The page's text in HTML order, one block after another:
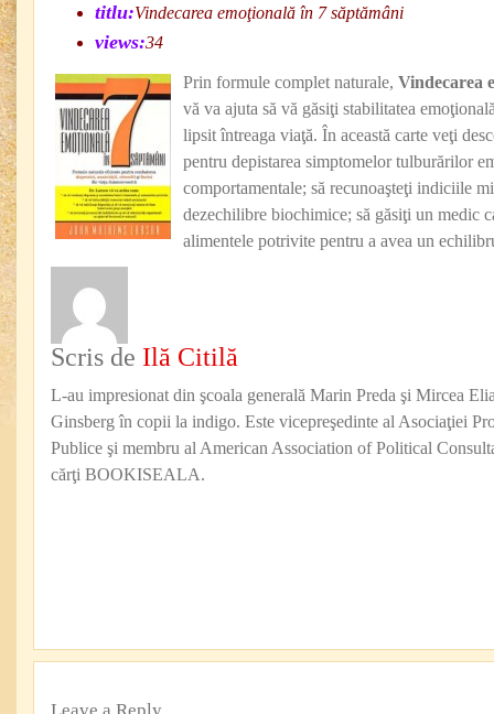
titlu:Vindecarea emoţională în 7 săptămâni
views:34
Prin formule complet naturale, Vindecarea
vă va ajuta să vă găsiţi stabilitatea
lipsit întreaga viaţă. În această carte veţi
pentru depistarea simptomelor tulburărilor
comportamentale; să recunoaşteţi indiciile
dezechilibre biochimice; să găsiţi un medic
alimentele potrivite pentru a avea un
Scris de Ilă Citilă
L-au impresionat din şcoala generală Marin Preda şi Mircea
Ginsberg în copii la indigo. Este vicepreşedinte al Asociaţiei
Publice şi membru al American Association of Political
cărţi BOOKISEALA.